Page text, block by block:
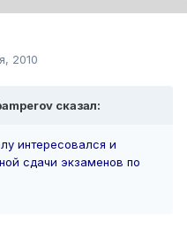
2010
сказал:
интересовался и
сдачи экзаменов по